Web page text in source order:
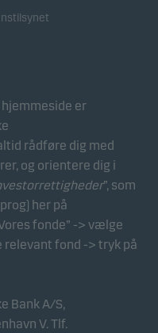
er
rådføre dig med
og orientere dig i
”, som
her på
fonde” -> vælge
fond -> tryk på
Bank A/S,
V. Tlf.